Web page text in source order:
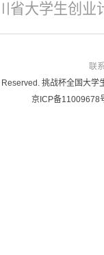
省大学生创业
联
挑战杯全国大学
京ICP备11009678